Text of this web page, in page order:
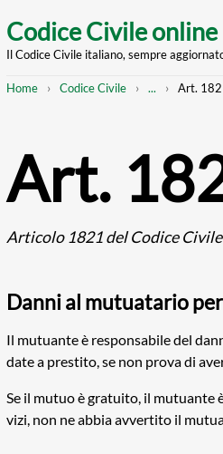
main
Codice Civile online
Il Codice Civile italiano, sempre
Breadcrumb
Home Codice Civile
Mostra
... Art.
Art.
Articolo 1821 del Codice Civile
Danni al mutuatario
Il mutuante è responsabile del
date a prestito, se non prova di
Se il mutuo è gratuito, il mutuante
vizi, non ne abbia avvertito il